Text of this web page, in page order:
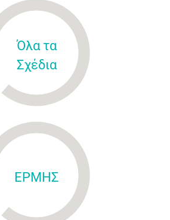
Όλα τα
Σχέδια
ΕΡΜΗΣ